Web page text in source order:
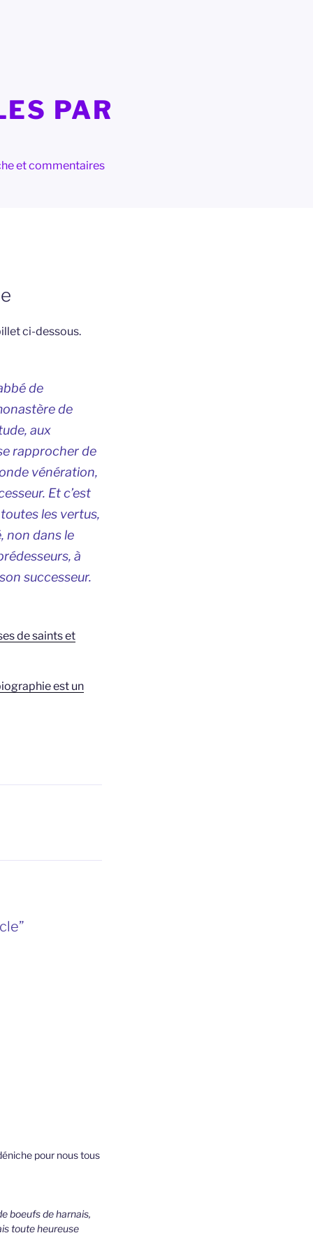
PAR
et commentaires
ci-dessous.
de
de
aux
rapprocher de
vénération,
Et c’est
les vertus,
non dans le
à
successeur.
de saints et
est un
pour nous tous
boeufs de harnais,
toute heureuse